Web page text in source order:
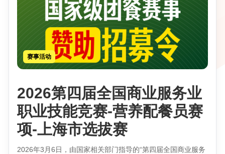
赛事活动
2026第四届全国商业服务业
职业技能竞赛-营养配餐员赛
项-上海市选拔赛
2026年3月6日，由国家相关部门指导的“第四届全国商业服务